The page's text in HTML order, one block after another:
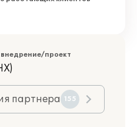
проект
партнера 155